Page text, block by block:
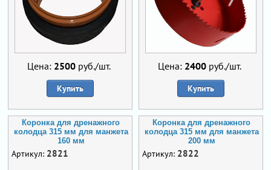
Цена: 2500руб./шт.
Купить
Цена: 2400руб./шт.
Купить
Коронка для дренажного
колодца 315 мм для манжета
160 мм
Артикул: 2821
Коронка для дренажного
колодца 315 мм для манжета
200 мм
Артикул: 2822